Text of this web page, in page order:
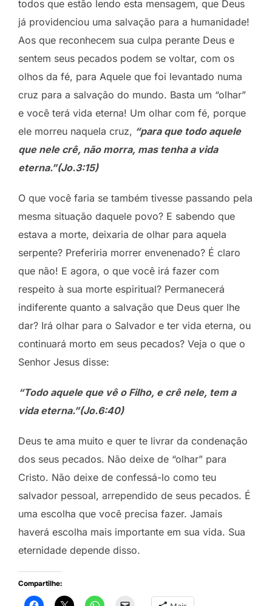
todos que estão lendo esta mensagem, que Deus
já providenciou uma salvação para a humanidade!
Aos que reconhecem sua culpa perante Deus e
sentem seus pecados podem se voltar, com os
olhos da fé, para Aquele que foi levantado numa
cruz para a salvação do mundo. Basta um “olhar”
e você terá vida eterna! Um olhar com fé, porque
ele morreu naquela cruz, “para que todo aquele
que nele crê, não morra, mas tenha a vida
eterna.”(Jo.3:15)
O que você faria se também tivesse passando pela
mesma situação daquele povo? E sabendo que
estava a morte, deixaria de olhar para aquela
serpente? Preferiria morrer envenenado? É claro
que não! E agora, o que você irá fazer com
respeito à sua morte espiritual? Permanecerá
indiferente quanto a salvação que Deus quer lhe
dar? Irá olhar para o Salvador e ter vida eterna, ou
continuará morto em seus pecados? Veja o que o
Senhor Jesus disse:
“Todo aquele que vê o Filho, e crê nele, tem a
vida eterna.”(Jo.6:40)
Deus te ama muito e quer te livrar da condenação
dos seus pecados. Não deixe de “olhar” para
Cristo. Não deixe de confessá-lo como teu
salvador pessoal, arrependido de seus pecados. É
uma escolha que você precisa fazer. Jamais
haverá escolha mais importante em sua vida. Sua
eternidade depende disso.
Compartilhe: